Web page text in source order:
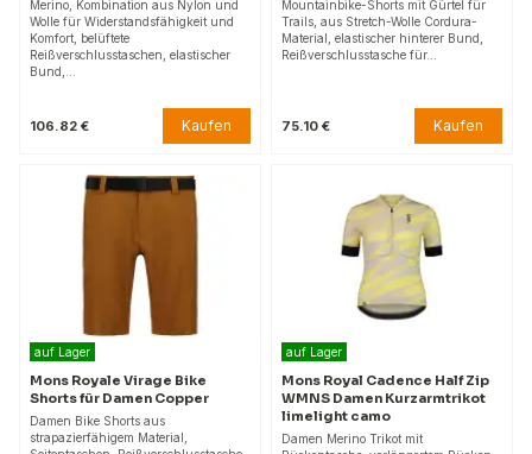
Merino, Kombination aus Nylon und
Wolle für Widerstandsfähigkeit und
Komfort, belüftete
Reißverschlusstaschen, elastischer
Bund,…
106.82 € Kaufen
Mountainbike-Shorts mit Gürtel für
Trails, aus Stretch-Wolle Cordura-
Material, elastischer hinterer Bund,
Reißverschlusstasche für…
75.10 € Kaufen
auf Lager
Mons Royale Virage Bike
Shorts für Damen Copper
Damen Bike Shorts aus
strapazierfähigem Material,
auf Lager
Mons Royal Cadence Half Zip
WMNS Damen Kurzarmtrikot
limelight camo
Damen Merino Trikot mit